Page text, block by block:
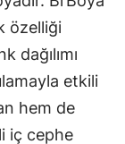
özelliği
dağılımı
etkili
hem de
iç cephe